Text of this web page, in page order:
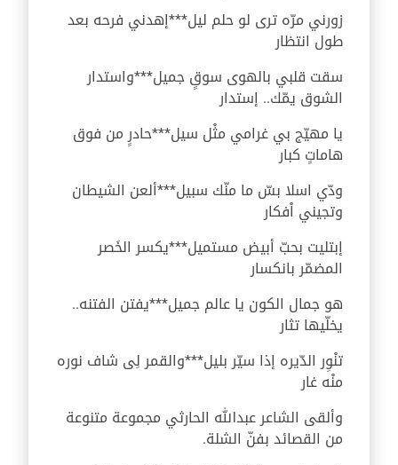
زورني مرّه ترى لو حلم ليل***إهدني فرحه بعد
طول انتظار
سقت قلبي بالهوى سوقٍ جميل***واستدار
الشوق يمّك.. إستدار
يا مهيّج بي غرامي مثْل سيل***حادرٍ من فوق
هاماتٍ كبار
ودّي اسلا بسّ ما منّك سبيل***ألعن الشيطان
وتجيني اْفكار
إبتليت بحبّ أبيض مستميل***يكسر الخَصر
المضمّر بانكسار
هو جمال الكون يا عالم جميل***يفتن الفتنه..
يخلّيها تثار
تنْوِر الدّيره إذا سيّر بليل***والقمر لِى شاف نوره
منْه غار
وألقى الشاعر عبدالله الحارثي مجموعة متنوعة
من القصائد بفنّ الشلة.